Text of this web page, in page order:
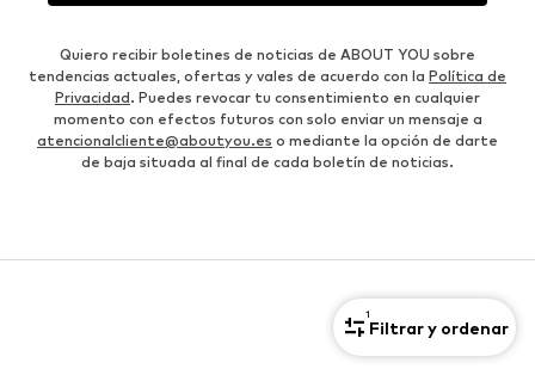
1
Filtrar y ordenar
Quiero recibir boletines de noticias de ABOUT YOU sobre
tendencias actuales, ofertas y vales de acuerdo con la Política de
Privacidad. Puedes revocar tu consentimiento en cualquier
momento con efectos futuros con solo enviar un mensaje a
atencionalcliente@aboutyou.es o mediante la opción de darte
de baja situada al final de cada boletín de noticias.